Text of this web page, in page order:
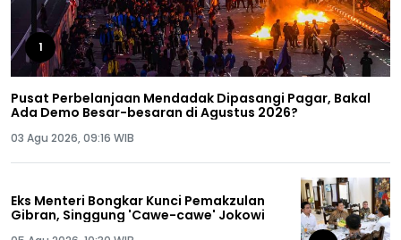
1
Pusat Perbelanjaan Mendadak Dipasangi Pagar, Bakal
Ada Demo Besar-besaran di Agustus 2026?
03 Agu 2026, 09:16 WIB
Eks Menteri Bongkar Kunci Pemakzulan
Gibran, Singgung 'Cawe-cawe' Jokowi